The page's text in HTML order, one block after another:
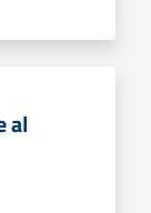
al